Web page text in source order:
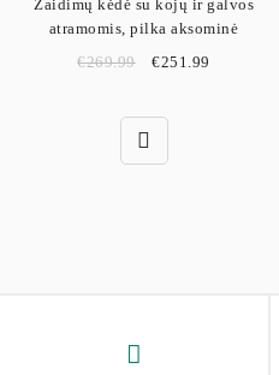
Žaidimų kėdė su kojų ir galvos
atramomis, pilka aksominė
€269.99 €251.99